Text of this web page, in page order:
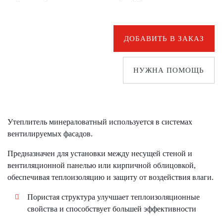
ДОБАВИТЬ В ЗАКАЗ
НУЖНА ПОМОЩЬ
Утеплитель минераловатный используется в системах
вентилируемых фасадов.
Предназначен для установки между несущей стеной и
вентиляционной панелью или кирпичной облицовкой,
обеспечивая теплоизоляцию и защиту от воздействия влаги.
Пористая структура улучшает теплоизоляционные
свойства и способствует большей эффективности